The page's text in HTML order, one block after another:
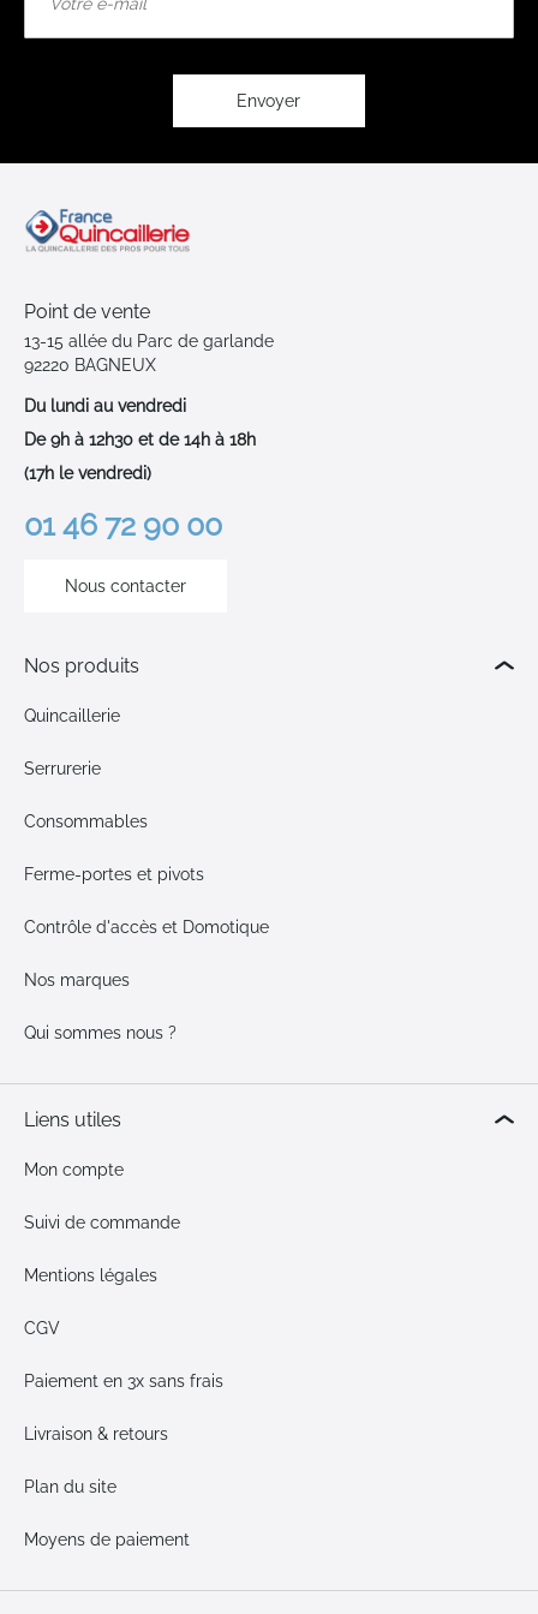
Envoyer
Point de vente
13-15 allée du Parc de garlande
92220 BAGNEUX
Du lundi au vendredi
De 9h à 12h30 et de 14h à 18h
(17h le vendredi)
01 46 72 90 00
Nous contacter
Nos produits
Quincaillerie
Serrurerie
Consommables
Ferme-portes et pivots
Contrôle d'accès et Domotique
Nos marques
Qui sommes nous ?
Liens utiles
Mon compte
Suivi de commande
Mentions légales
CGV
Paiement en 3x sans frais
Livraison & retours
Plan du site
Moyens de paiement